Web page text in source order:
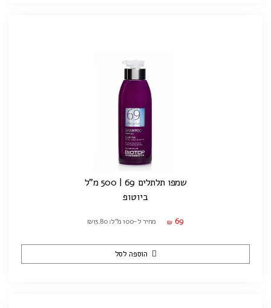
שמפו תלתלים 69 | 500 מ"ל
ביוטופ
₪ 69 מחיר ל-100 מ"ל: ₪13.80
הוספה לסל